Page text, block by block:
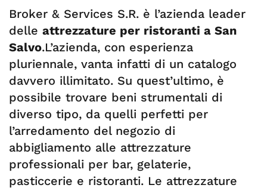
Broker & Services S.R. è l’azienda leader
delle attrezzature per ristoranti a San
Salvo.L’azienda, con esperienza
pluriennale, vanta infatti di un catalogo
davvero illimitato. Su quest’ultimo, è
possibile trovare beni strumentali di
diverso tipo, da quelli perfetti per
l’arredamento del negozio di
abbigliamento alle attrezzature
professionali per bar, gelaterie,
pasticcerie e ristoranti. Le attrezzature